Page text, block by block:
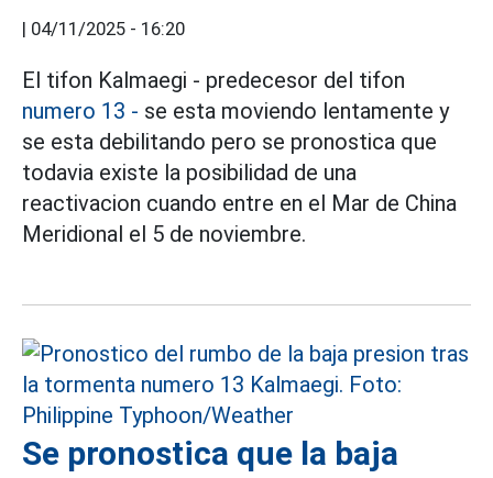
| 04/11/2025 - 16:20
El tifon Kalmaegi - predecesor del tifon
numero 13 - se esta moviendo lentamente y
se esta debilitando pero se pronostica que
todavia existe la posibilidad de una
reactivacion cuando entre en el Mar de China
Meridional el 5 de noviembre.
Se pronostica que la baja